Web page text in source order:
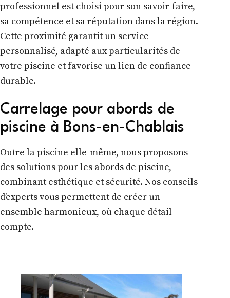
professionnel est choisi pour son savoir-faire,
sa compétence et sa réputation dans la région.
Cette proximité garantit un service
personnalisé, adapté aux particularités de
votre piscine et favorise un lien de confiance
durable.
Carrelage pour abords de
piscine à Bons-en-Chablais
Outre la piscine elle-même, nous proposons
des solutions pour les abords de piscine,
combinant esthétique et sécurité. Nos conseils
d’experts vous permettent de créer un
ensemble harmonieux, où chaque détail
compte.